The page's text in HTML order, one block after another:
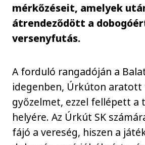
mérkőzéseit, amelyek
átrendeződött a
versenyfutás.
A forduló rangadóján a
idegenben, Úrkúton aratott
győzelmet, ezzel fellépett a
helyére. Az Úrkút SK
fájó a vereség, hiszen a